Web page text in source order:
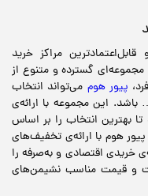
مراکز خرید
گسترده و متنوع از
پیور هوم می‌تواند انتخاب
این مجموعه با ارائه‌ی
بهترین انتخاب را بر اساس
هوم با ارائه‌ی تخفیف‌های
خریدی اقتصادی و به‌صرفه را
و قیمت مناسب نشیمن‌های